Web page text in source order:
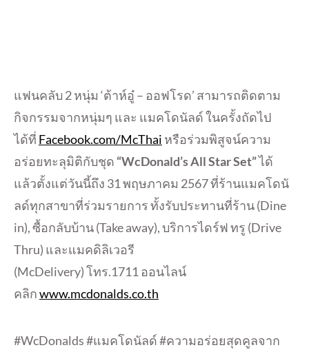
แฟนคลับ 2 หนุ่ม ‘ต้าห์อู๋ – ออฟโรด’ สามารถติดตาม
กิจกรรมจากหนุ่มๆ และ แมคโดนัลด์ ในครั้งถัดไป
ได้ที่ Facebook.com/McThai หรือร่วมพิสูจน์ความ
อร่อยทะลุมิติกับชุด “WcDonald’s All Star Set”ได้
แล้วตั้งแต่วันนี้ถึง 31 พฤษภาคม 2567 ที่ร้านแมคโดนั
ลด์ทุกสาขาที่ร่วมรายการ ทั้งรับประทานที่ร้าน (Dine
in), ซื้อกลับบ้าน (Take away), บริการไดร์ฟ ทรู (Drive
Thru) และแมคดิลิเวอรี
(McDelivery) โทร.1711 ออนไลน์
คลิกwww.mcdonalds.co.th
#WcDonalds #แมคโดนัลด์ #ความอร่อยสุดคูลจาก